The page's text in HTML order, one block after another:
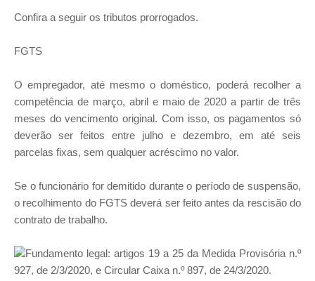
Confira a seguir os tributos prorrogados.
FGTS
O empregador, até mesmo o doméstico, poderá recolher a
competência de março, abril e maio de 2020 a partir de três
meses do vencimento original. Com isso, os pagamentos só
deverão ser feitos entre julho e dezembro, em até seis
parcelas fixas, sem qualquer acréscimo no valor.
Se o funcionário for demitido durante o período de suspensão,
o recolhimento do FGTS deverá ser feito antes da rescisão do
contrato de trabalho.
Fundamento legal: artigos 19 a 25 da Medida Provisória n.º
927, de 2/3/2020, e Circular Caixa n.º 897, de 24/3/2020.